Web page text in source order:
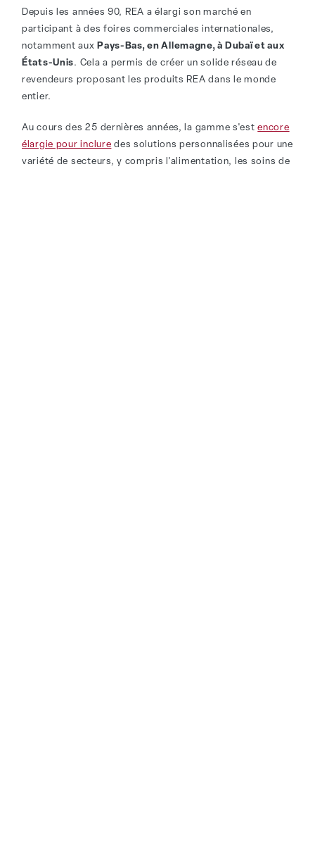
Depuis les années 90, REA a élargi son marché en
participant à des foires commerciales internationales,
notamment aux Pays-Bas, en Allemagne, à Dubaï et aux
États-Unis. Cela a permis de créer un solide réseau de
revendeurs proposant les produits REA dans le monde
entier.
Au cours des 25 dernières années, la gamme s'estencore
élargie pour inclure des solutions personnalisées pour une
variété de secteurs, y compris l'alimentation, les soins de